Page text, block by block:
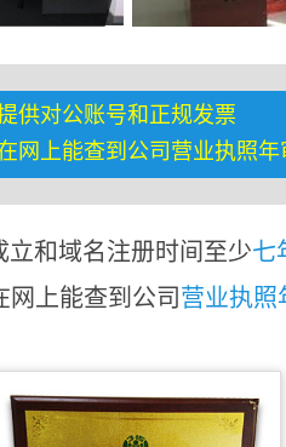
供对公账号和正规发票
网上能查到公司营业执照年
立和域名注册时间至少七
上能查到公司 营业执照